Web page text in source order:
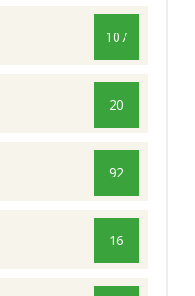
107
20
92
16